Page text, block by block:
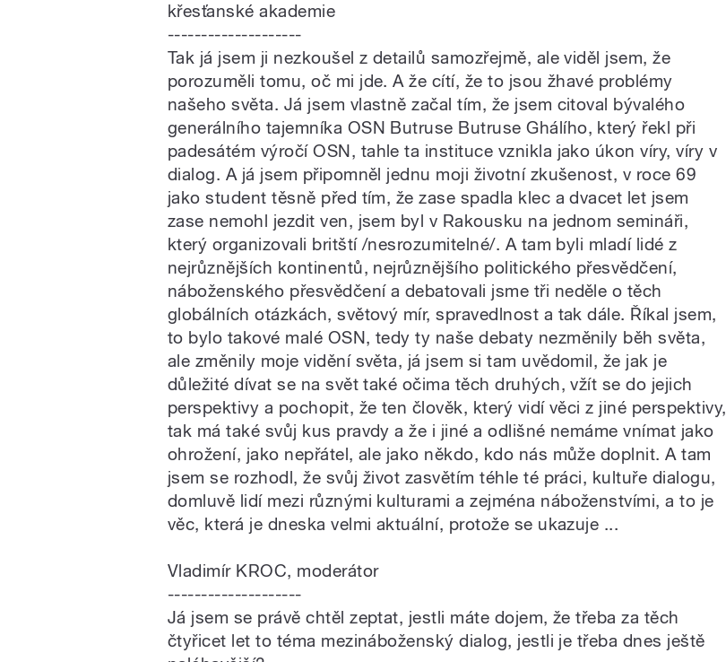
křesťanské akademie
--------------------
Tak já jsem ji nezkoušel z detailů samozřejmě, ale viděl jsem, že
porozuměli tomu, oč mi jde. A že cítí, že to jsou žhavé problémy
našeho světa. Já jsem vlastně začal tím, že jsem citoval bývalého
generálního tajemníka OSN Butruse Butruse Ghálího, který řekl při
padesátém výročí OSN, tahle ta instituce vznikla jako úkon víry, víry v
dialog. A já jsem připomněl jednu moji životní zkušenost, v roce 69
jako student těsně před tím, že zase spadla klec a dvacet let jsem
zase nemohl jezdit ven, jsem byl v Rakousku na jednom semináři,
který organizovali britští /nesrozumitelné/. A tam byli mladí lidé z
nejrůznějších kontinentů, nejrůznějšího politického přesvědčení,
náboženského přesvědčení a debatovali jsme tři neděle o těch
globálních otázkách, světový mír, spravedlnost a tak dále. Říkal jsem,
to bylo takové malé OSN, tedy ty naše debaty nezměnily běh světa,
ale změnily moje vidění světa, já jsem si tam uvědomil, že jak je
důležité dívat se na svět také očima těch druhých, vžít se do jejich
perspektivy a pochopit, že ten člověk, který vidí věci z jiné perspektivy,
tak má také svůj kus pravdy a že i jiné a odlišné nemáme vnímat jako
ohrožení, jako nepřátel, ale jako někdo, kdo nás může doplnit. A tam
jsem se rozhodl, že svůj život zasvětím téhle té práci, kultuře dialogu,
domluvě lidí mezi různými kulturami a zejména náboženstvími, a to je
věc, která je dneska velmi aktuální, protože se ukazuje ...
Vladimír KROC, moderátor
--------------------
Já jsem se právě chtěl zeptat, jestli máte dojem, že třeba za těch
čtyřicet let to téma mezináboženský dialog, jestli je třeba dnes ještě